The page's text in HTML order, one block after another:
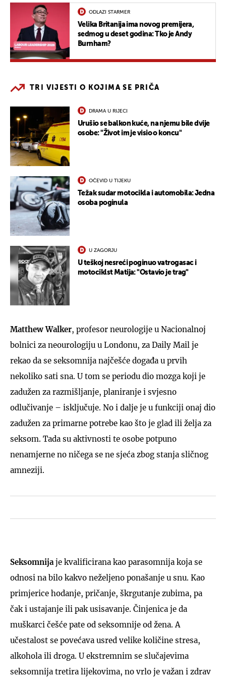
ODLAZI STARMER
Velika Britanija ima novog premijera,
sedmog u deset godina: Tko je Andy
Burnham?
TRI VIJESTI O KOJIMA SE PRIČA
DRAMA U RIJECI
Urušio se balkon kuće, na njemu bile dvije
osobe: "Život im je visio o koncu"
OČEVID U TIJEKU
Težak sudar motocikla i automobila: Jedna
osoba poginula
U ZAGORJU
U teškoj nesreći poginuo vatrogasac i
motociklst Matija: "Ostavio je trag"
Matthew Walker, profesor neurologije u Nacionalnoj
bolnici za neourologiju u Londonu, za Daily Mail je
rekao da se seksomnija najčešće događa u prvih
nekoliko sati sna. U tom se periodu dio mozga koji je
zadužen za razmišljanje, planiranje i svjesno
odlučivanje – isključuje. No i dalje je u funkciji onaj dio
zadužen za primarne potrebe kao što je glad ili želja za
seksom. Tada su aktivnosti te osobe potpuno
nenamjerne no ničega se ne sjeća zbog stanja sličnog
amneziji.
Seksomnija je kvalificirana kao parasomnija koja se
odnosi na bilo kakvo neželjeno ponašanje u snu. Kao
primjerice hodanje, pričanje, škrgutanje zubima, pa
čak i ustajanje ili pak usisavanje. Činjenica je da
muškarci češće pate od seksomnije od žena. A
učestalost se povećava usred velike količine stresa,
alkohola ili droga. U ekstremnim se slučajevima
seksomnija tretira lijekovima, no vrlo je važan i zdrav